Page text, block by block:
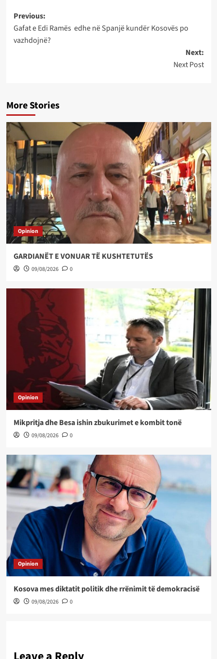
Post
navigation
Previous:
Gafat e Edi Ramës edhe në Spanjë kundër Kosovës po
vazhdojnë?
Next:
Next Post
More Stories
Opinion
GARDIANËT E VONUAR TË KUSHTETUTËS
09/08/2026 0
Opinion
Mikpritja dhe Besa ishin zbukurimet e kombit tonë
09/08/2026 0
Opinion
Kosova mes diktatit politik dhe rrënimit të demokracisë
09/08/2026 0